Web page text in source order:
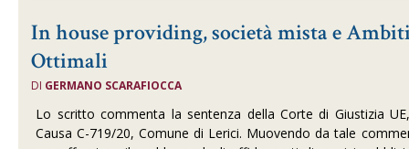
In house providing, società mista e
Ottimali
DI GERMANO SCARAFIOCCA
Lo scritto commenta la sentenza della Corte di Giustizia
Causa C-719/20, Comune di Lerici. Muovendo da tale